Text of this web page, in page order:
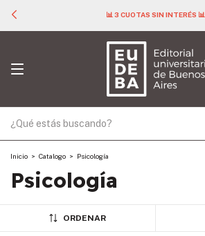
📊 3 CUOTAS SIN INTERÉS 📊
Inicio > Catalogo > Psicología
Psicología
ORDENAR